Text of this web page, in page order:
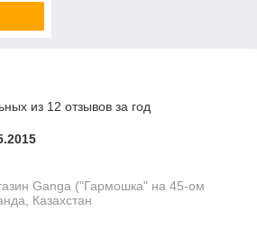
из 12 отзывов за год
Ganga ("Гармошка" на 45-ом
Казахстан